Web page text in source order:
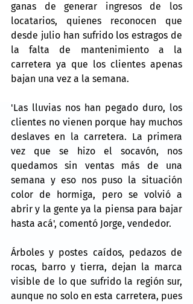
ganas de generar ingresos de los
locatarios, quienes reconocen que
desde julio han sufrido los estragos de
la falta de mantenimiento a la
carretera ya que los clientes apenas
bajan una vez a la semana.
'Las lluvias nos han pegado duro, los
clientes no vienen porque hay muchos
deslaves en la carretera. La primera
vez que se hizo el socavón, nos
quedamos sin ventas más de una
semana y eso nos puso la situación
color de hormiga, pero se volvió a
abrir y la gente ya la piensa para bajar
hasta acá', comentó Jorge, vendedor.
Árboles y postes caídos, pedazos de
rocas, barro y tierra, dejan la marca
visible de lo que sufrido la región sur,
aunque no solo en esta carretera, pues